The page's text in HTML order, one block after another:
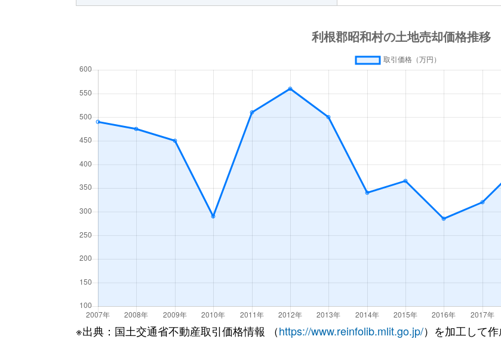
※出典：国土交通省不動産取引価格情報 （https://www.reinfolib.mlit.go.jp/）を加工して